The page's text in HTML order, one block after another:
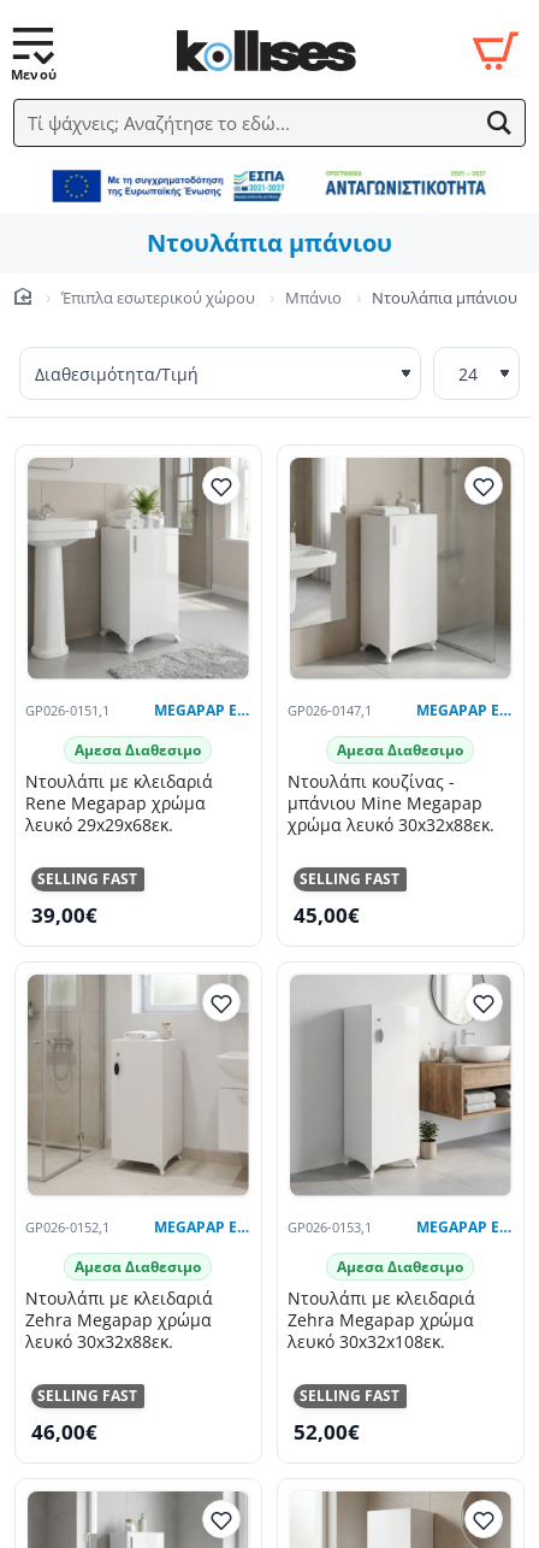
Τί ψάχνεις; Αναζήτησε το εδώ...
Ντουλάπια μπάνιου
Έπιπλα εσωτερικού χώρου Μπάνιο Ντουλάπια μπάνιου
SELLING FAST
GP026-0151,1 MEGAPAP EXCLUSIVE
Αμεσα Διαθεσιμο
Ντουλάπι με κλειδαριά
Rene Megapap χρώμα
λευκό 29x29x68εκ.
39,00€
SELLING FAST
GP026-0147,1 MEGAPAP EXCLUSIVE
Αμεσα Διαθεσιμο
Ντουλάπι κουζίνας -
μπάνιου Mine Megapap
χρώμα λευκό 30x32x88εκ.
45,00€
SELLING FAST
GP026-0152,1 MEGAPAP EXCLUSIVE
Αμεσα Διαθεσιμο
Ντουλάπι με κλειδαριά
Zehra Megapap χρώμα
λευκό 30x32x88εκ.
46,00€
SELLING FAST
GP026-0153,1 MEGAPAP EXCLUSIVE
Αμεσα Διαθεσιμο
Ντουλάπι με κλειδαριά
Zehra Megapap χρώμα
λευκό 30x32x108εκ.
52,00€